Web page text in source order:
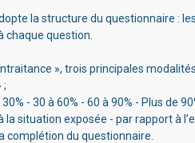
la structure du questionnaire :
chaque question.
», trois principales
;
- 30 à 60% - 60 à 90% - Plus de
situation exposée - par rapport à
complétion du questionnaire.